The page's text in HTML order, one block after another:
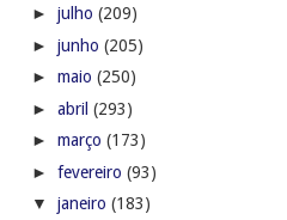
► julho (209)
► junho (205)
► maio (250)
► abril (293)
► março (173)
► fevereiro (93)
▼ janeiro (183)